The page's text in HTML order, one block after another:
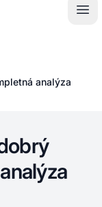
analýza